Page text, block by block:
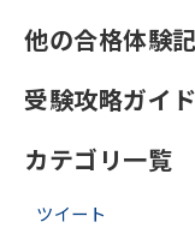
他の合格体験記
受験攻略ガイド
カテゴリ一覧
ツイート